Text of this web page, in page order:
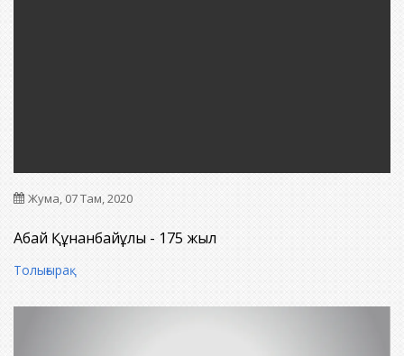
Жума, 07 Там, 2020
Абай Құнанбайұлы - 175 жыл
Толығырақ